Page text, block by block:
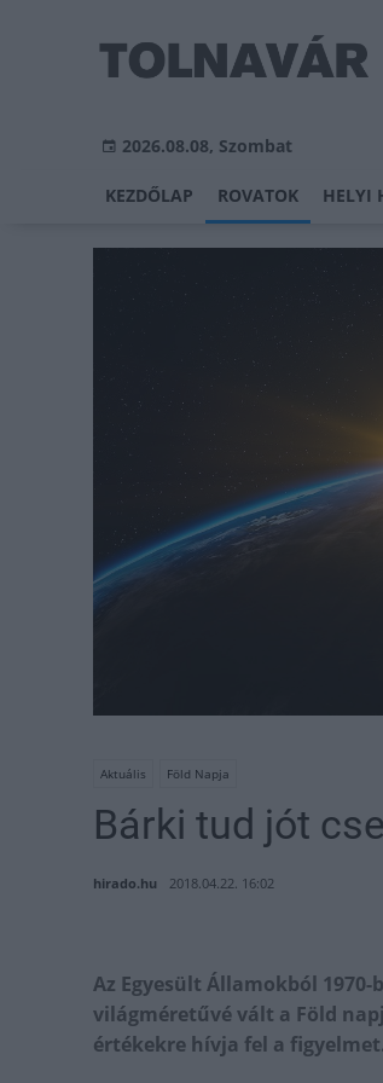
2026.08.08, Szombat
KEZDŐLAP ROVATOK HELYI
Aktuális Föld Napja
Bárki tud jót
hirado.hu 2018.04.22. 16:02
Az Egyesült Államokból
világméretűvé vált a Föld
értékekre hívja fel a figyelmet.